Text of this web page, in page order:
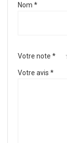
Nom *
Votre note *
Votre avis *